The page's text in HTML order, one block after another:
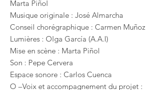
Marta Piñol
Musique originale : José Almarcha
Conseil chorégraphique : Carmen Muñoz
Lumières : Olga García (A.A.I)
Mise en scène : Marta Piñol
Son : Pepe Cervera
Espace sonore : Carlos Cuenca
O –Voix et accompagnement du projet :